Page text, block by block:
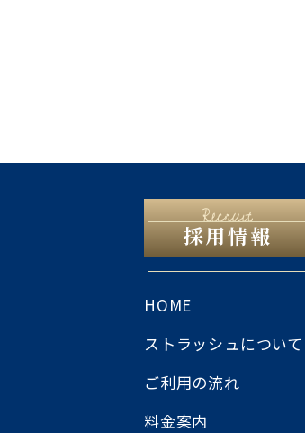
採用情報
HOME
ストラッシュについて
ご利用の流れ
料金案内